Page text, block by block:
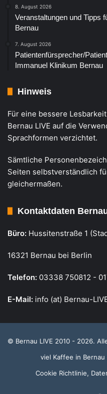
8. August 2026
Veranstaltungen und Tipps
Bernau
7. August 2026
Patientenfürsprecher/
Immanuel Klinikum Bernau
Hinweis
Für eine bessere
Bernau LIVE auf die
Sprachformen verzichtet.
Sämtliche
Seiten selbstverständlich
gleichermaßen.
Kontaktdaten
Büro: Hussitenstraße 1
16321 Bernau bei Berlin
Telefon: 03338 750812 -
E-Mail: info (at) Bernau-
© Bernau LIVE 2010 - 2026.
viel Kaffee in Bernau
Cookie Richtlinie,